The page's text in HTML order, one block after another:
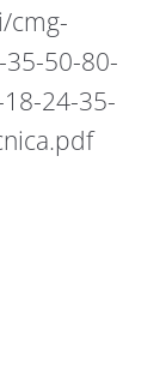
cmg-
50-80-
24-35-